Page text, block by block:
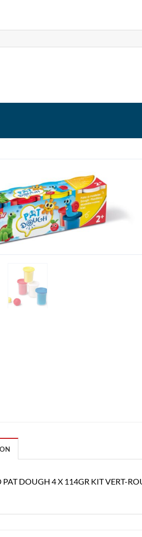
PAT DOUGH 4 X 114GR KIT VERT-